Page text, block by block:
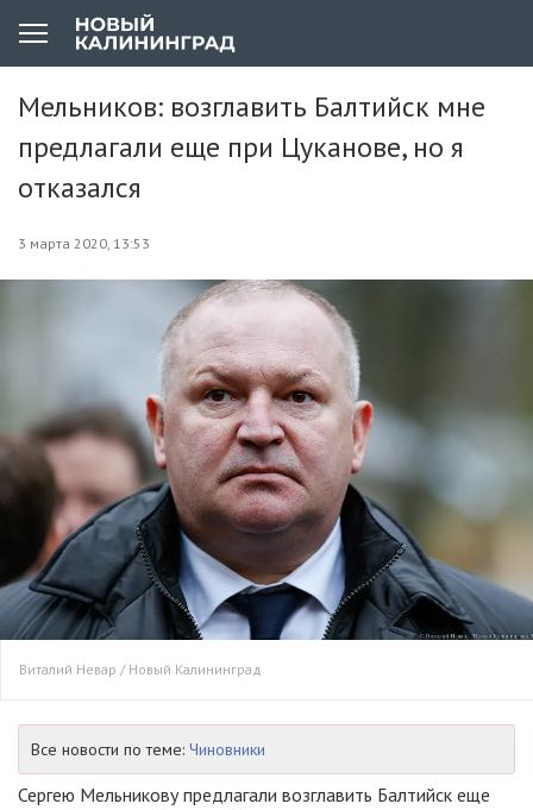
Мельников: возглавить Балтийск мне
предлагали еще при Цуканове, но я
отказался
3 марта 2020, 13:53
Виталий Невар / Новый Калининград
Все новости по теме: Чиновники
Сергею Мельникову предлагали возглавить Балтийск еще